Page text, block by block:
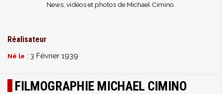
News, vidéos et photos de Michael Cimino.
Réalisateur
Né le : 3 Février 1939
FILMOGRAPHIE MICHAEL CIMINO